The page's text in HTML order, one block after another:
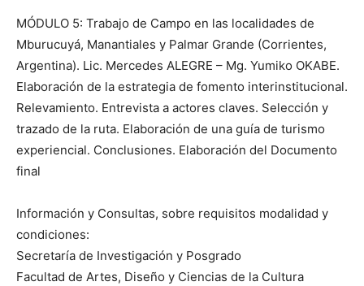
MÓDULO 5: Trabajo de Campo en las localidades de
Mburucuyá, Manantiales y Palmar Grande (Corrientes,
Argentina). Lic. Mercedes ALEGRE – Mg. Yumiko OKABE.
Elaboración de la estrategia de fomento interinstitucional.
Relevamiento. Entrevista a actores claves. Selección y
trazado de la ruta. Elaboración de una guía de turismo
experiencial. Conclusiones. Elaboración del Documento
final
Información y Consultas, sobre requisitos modalidad y
condiciones:
Secretaría de Investigación y Posgrado
Facultad de Artes, Diseño y Ciencias de la Cultura